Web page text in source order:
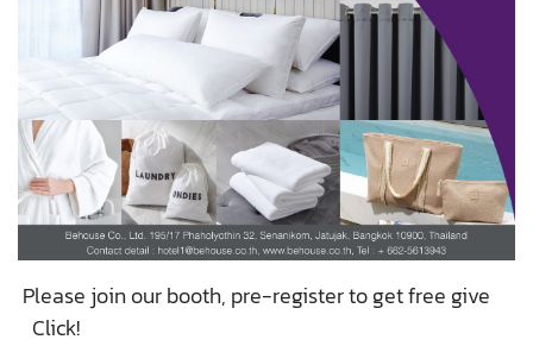
Please join our booth, pre-register to get free give
Click!